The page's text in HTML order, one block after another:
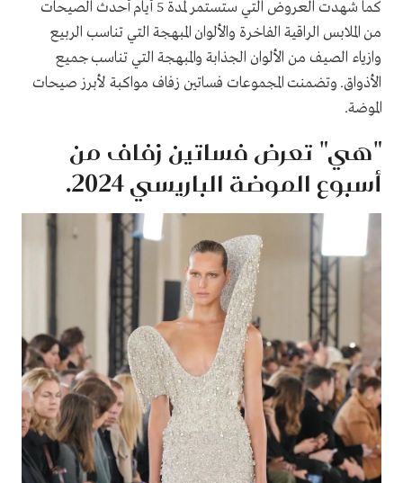
كما شهدت العروض التي ستستمر لمدة 5 أيام أحدث الصيحات
من الملابس الراقية الفاخرة والألوان المبهجة التي تناسب الربيع
وازياء الصيف من الألوان الجذابة والمبهجة التي تناسب جميع
الأذواق. وتضمنت المجموعات فساتين زفاف مواكبة لأبرز صيحات
الموضة.
"هي" تعرض فساتين زفاف من
أسبوع الموضة الباريسي 2024.